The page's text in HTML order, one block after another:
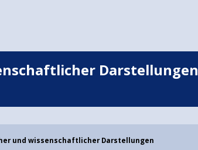
Darstellungen
und wissenschaftlicher Darstellungen